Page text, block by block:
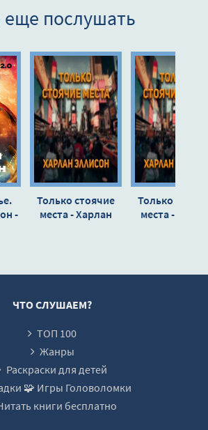
еще послушать
-
Только стоячие
места - Харлан
Только
места -
ЧТО СЛУШАЕМ?
ТОП 100
Жанры
Раскраски для детей
🧩 Игры Головоломки
книги бесплатно